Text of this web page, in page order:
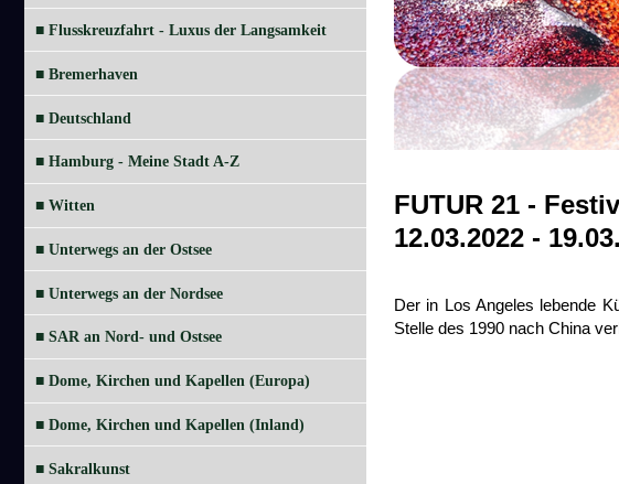
■ Flusskreuzfahrt - Luxus der Langsamkeit
■ Bremerhaven
■ Deutschland
■ Hamburg - Meine Stadt A-Z
■ Witten
■ Unterwegs an der Ostsee
■ Unterwegs an der Nordsee
■ SAR an Nord- und Ostsee
■ Dome, Kirchen und Kapellen (Europa)
■ Dome, Kirchen und Kapellen (Inland)
■ Sakralkunst
FUTUR 21 -
12.03.2022 -
Der in Los Angeles lebende
Stelle des 1990 nach China